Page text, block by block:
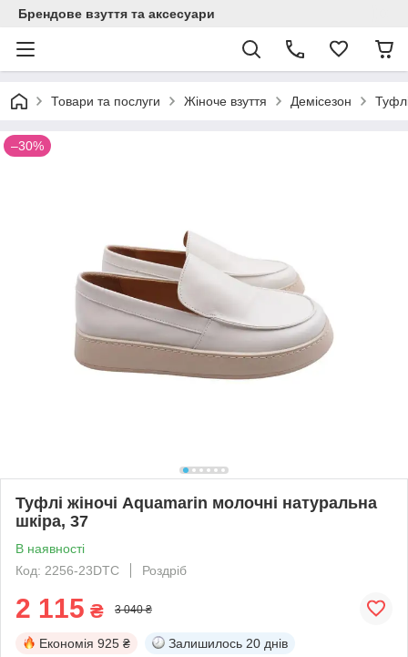
Брендове взуття та аксесуари
Товари та послуги Жіноче взуття Демісезон
–30%
Туфлі жіночі Aquamarin молочні натуральна
шкіра, 37
В наявності
Код: 2256-23DTC
Роздріб
2 115 ₴ 3 040 ₴
Економія 925 ₴ Залишилось 20 днів